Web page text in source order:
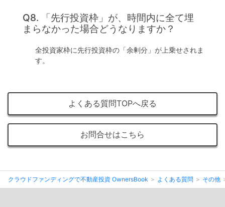
Q8. 「先行投資枠」が、時間内に全て埋
まらなかった場合どうなりますか？
全投資家枠に先行投資枠の「余剰分」が上乗せされま
す。
よくある質問TOPへ戻る
お問合せはこちら
クラウドファンディングで不動産投資 OwnersBook よくある質問 その他